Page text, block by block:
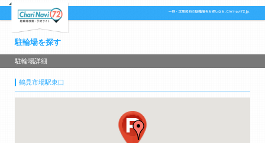
駐輪場を探す
駐輪場詳細
鶴見市場駅東口